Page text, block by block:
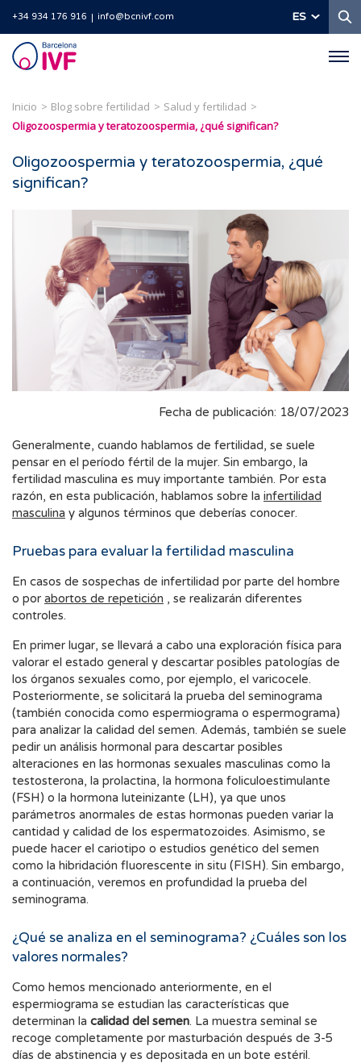
+34 934 176 916 info@bcnivf.com ES
Barcelona
IVF
Inicio Blog sobre fertilidad
Salud y fertilidad
Oligozoospermia y teratozoospermia, ¿qué significan?
Oligozoospermia y teratozoospermia, ¿qué
significan?
Fecha de publicación: 18/07/2023
Generalmente, cuando hablamos de fertilidad, se suele
pensar en el período fértil de la mujer. Sin embargo, la
fertilidad masculina es muy importante también. Por esta
razón, en esta publicación, hablamos sobre la infertilidad
masculina y algunos términos que deberías conocer.
Pruebas para evaluar la fertilidad masculina
En casos de sospechas de infertilidad por parte del hombre
o por abortos de repetición , se realizarán diferentes
controles.
En primer lugar, se llevará a cabo una exploración física para
valorar el estado general y descartar posibles patologías de
los órganos sexuales como, por ejemplo, el varicocele.
Posteriormente, se solicitará la prueba del seminograma
(también conocida como espermiograma o espermograma)
para analizar la calidad del semen. Además, también se suele
pedir un análisis hormonal para descartar posibles
alteraciones en las hormonas sexuales masculinas como la
testosterona, la prolactina, la hormona foliculoestimulante
(FSH) o la hormona luteinizante (LH), ya que unos
parámetros anormales de estas hormonas pueden variar la
cantidad y calidad de los espermatozoides. Asimismo, se
puede hacer el cariotipo o estudios genético del semen
como la hibridación fluorescente in situ (FISH). Sin embargo,
a continuación, veremos en profundidad la prueba del
seminograma.
¿Qué se analiza en el seminograma? ¿Cuáles son los
valores normales?
Como hemos mencionado anteriormente, en el
espermiograma se estudian las características que
determinan la calidad del semen. La muestra seminal se
recoge completamente por masturbación después de 3-5
días de abstinencia y es depositada en un bote estéril.